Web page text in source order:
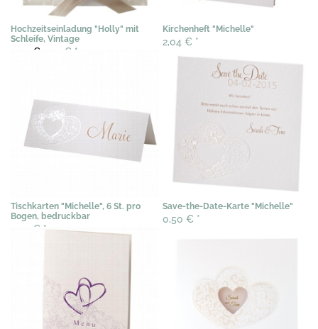
Hochzeitseinladung "Holly" mit
Schleife, Vintage
3,02 € 2,29 € *
Kirchenheft "Michelle"
2,04 € *
Tischkarten "Michelle", 6 St. pro
Bogen, bedruckbar
3,07 € *
Save-the-Date-Karte "Michelle"
0,50 € *